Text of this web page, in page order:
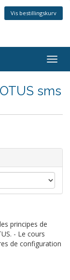
Vis bestillingskurv
sms
principes de
- Le cours
de configuration